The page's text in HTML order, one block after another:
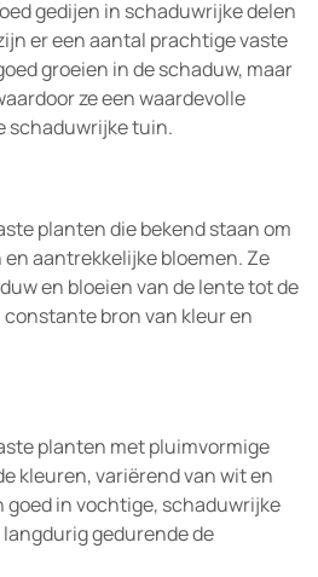
gedijen in schaduwrijke delen
er een aantal prachtige vaste
groeien in de schaduw, maar
ze een waardevolle
schaduwrijke tuin.
planten die bekend staan om
aantrekkelijke bloemen. Ze
en bloeien van de lente tot de
bron van kleur en
planten met pluimvormige
kleuren, variërend van wit en
goed in vochtige, schaduwrijke
gedurende de